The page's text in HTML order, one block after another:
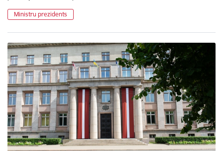
Ministru prezidents